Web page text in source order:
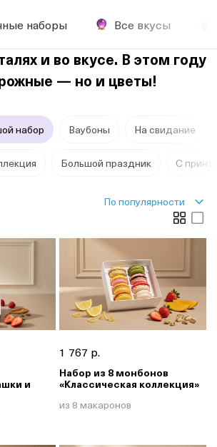
наборы Все вкусы
и во вкусе. В этом году
— но и цветы!
набор Ваубоны На свидание
Большой праздник С
По популярности
и
1 767 р.
Набор из 8 монбонов
«Классическая коллекция»
из 8 макаронов